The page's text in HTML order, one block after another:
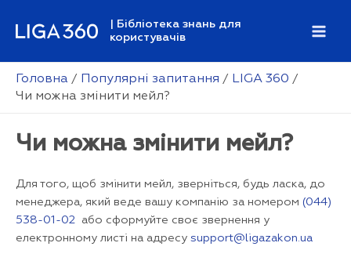
| Бібліотека знань для
користувачів
Головна Популярні запитання
LIGA 360
Чи можна змінити мейл?
Чи можна змінити мейл?
Для того, щоб змінити мейл, зверніться, будь ласка, до
менеджера, який веде вашу компанію за номером (044)
538-01-02 або сформуйте своє звернення у
електронному листі на адресу support@ligazakon.ua